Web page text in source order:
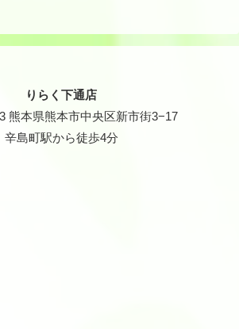
りらく下通店
熊本県熊本市中央区新市街3−17
辛島町駅から徒歩4分